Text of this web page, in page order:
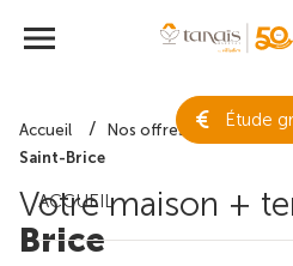
Étude
ACCUEIL
Accueil Nos offres de maison +
Saint-Brice
Votre maison +
Brice